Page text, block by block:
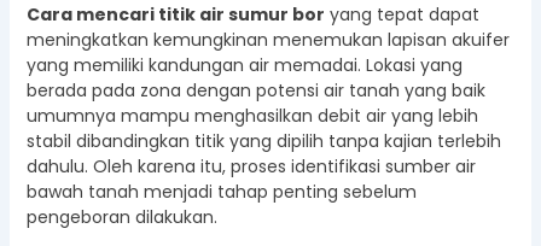
Cara mencari titik air sumur bor yang tepat dapat
meningkatkan kemungkinan menemukan lapisan akuifer
yang memiliki kandungan air memadai. Lokasi yang
berada pada zona dengan potensi air tanah yang baik
umumnya mampu menghasilkan debit air yang lebih
stabil dibandingkan titik yang dipilih tanpa kajian terlebih
dahulu. Oleh karena itu, proses identifikasi sumber air
bawah tanah menjadi tahap penting sebelum
pengeboran dilakukan.